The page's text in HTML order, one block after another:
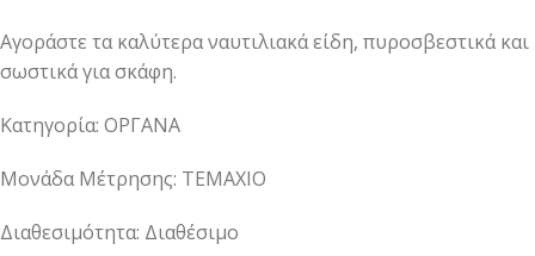
Αγοράστε τα καλύτερα ναυτιλιακά είδη, πυροσβεστικά και
σωστικά για σκάφη.
Κατηγορία: ΟΡΓΑΝΑ
Μονάδα Μέτρησης: ΤΕΜΑΧΙΟ
Διαθεσιμότητα: Διαθέσιμο